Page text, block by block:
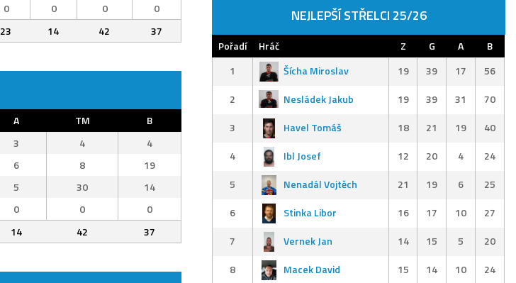
0 0 0
0
23 14 42 37
A TM
B
3 4
4
6 8
19
5 30
14
0 0
0
14 42 37
NEJLEPŠÍ STŘELCI 25/26
Pořadí Hráč Z G A
B
1
Šícha Miroslav 19 39 17
56
2
Nesládek Jakub 19 39 31
70
3
Havel Tomáš 18 21 19
40
4
Ibl Josef 12 20 4
24
5
Nenadál Vojtěch 21 19 6
25
6
Stinka Libor 16 17 10
27
7
Vernek Jan 14 15 5
20
8
Macek David 15 14 10
24